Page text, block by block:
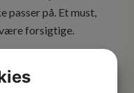
passer på. Et must,
være forsigtige.
krydderier,